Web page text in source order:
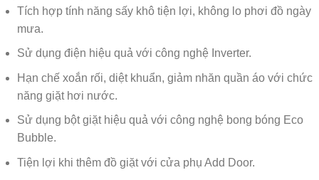
Tích hợp tính năng sấy khô tiện lợi, không lo phơi đồ ngày
mưa.
Sử dụng điện hiệu quả với công nghệ Inverter.
Hạn chế xoắn rối, diệt khuẩn, giảm nhăn quần áo với chức
năng giặt hơi nước.
Sử dụng bột giặt hiệu quả với công nghệ bong bóng Eco
Bubble.
Tiện lợi khi thêm đồ giặt với cửa phụ Add Door.